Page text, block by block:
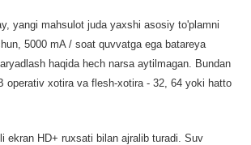
yangi mahsulot juda yaxshi asosiy to'plamni
5000 mA / soat quvvatga ega batareya
haqida hech narsa aytilmagan. Bundan
operativ xotira va flesh-xotira - 32, 64 yoki hatto
ekran HD+ ruxsati bilan ajralib turadi. Suv